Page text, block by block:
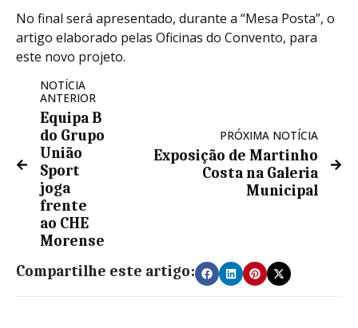
No final será apresentado, durante a “Mesa Posta”, o
artigo elaborado pelas Oficinas do Convento, para
este novo projeto.
NOTÍCIA
ANTERIOR
Equipa B
do Grupo
União
Sport
joga
frente
ao CHE
Morense
PRÓXIMA NOTÍCIA
Exposição de Martinho
Costa na Galeria
Municipal
Compartilhe este artigo: